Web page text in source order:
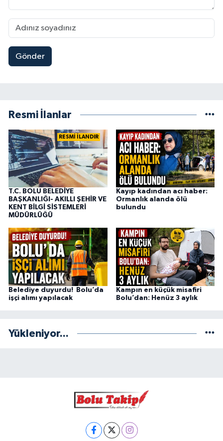
Gönder
Resmi İlanlar
RESMİ İLANDIR
T.C. BOLU BELEDİYE
BAŞKANLIĞI- AKILLI ŞEHİR VE
KENT BİLGİ SİSTEMLERİ
MÜDÜRLÜĞÜ
Kayıp kadından acı haber:
Ormanlık alanda ölü
bulundu
Belediye duyurdu! Bolu’da
işçi alımı yapılacak
Kampın en küçük misafiri
Bolu’dan: Henüz 3 aylık
Yükleniyor...